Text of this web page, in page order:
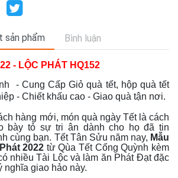
sản phẩm Bình luận
- LỘC PHÁT HQ152
- Cung Cấp Giỏ quà tết, hộp quà tết
- Chiết khấu cao - Giao quà tận nơi.
hàng mới, món quà ngày Tết là cách
bày tỏ sự tri ân dành cho họ đã tin
cùng bạn. Tết Tân Sửu năm nay, Mẫu
2022 từ Qùa Tết Cống Quỳnh kèm
nhiều Tài Lộc và làm ăn Phát Đạt đặc
nghĩa giao hảo này.